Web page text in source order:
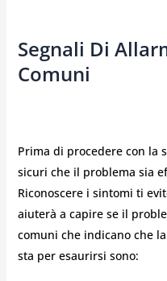
Segnali Di
Comuni
Prima di procedere con la
sicuri che il problema sia
Riconoscere i sintomi ti
aiuterà a capire se il
comuni che indicano che la
sta per esaurirsi sono: